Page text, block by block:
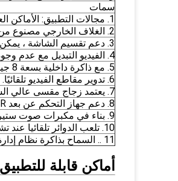
سمات
1. مجالات التطبيق: الأماكن العامة ، على سبيل المثال ، مراكز التسوق ، والمطاعم ، والمطارات ، والساحة ، والمباني التجارية ، إلخ.
2. الغلاف الخارجي مصنوع من مواد معدنية عالية الجودة وزجاج مقسى.
3. دعم تقسيم الشاشة ، يمكن للمستخدم تقسيم الشاشات بحرية عن طريق البرنامج.
4. الفيديو التبديل مع عدم وجود وقفة.(تبديل سلس)
5. مع ذاكرة داخلية بسعة 8 جيجابايت ، يتم تحديث المحتويات تلقائيًا عن طريق USB.
6. تدوير مقاطع الفيديو تلقائيًا.
7. يعتمد زجاج مقسى عالي الشفافية (2-6 مم) كطبقة حماية لمنع الشاشة من الكسر أو التشويه.
8. دعم جهاز التحكم عن بعد IR ، يمكن للمستخدم استخدام جهاز التحكم عن بعد لتشغيل الجهاز بأكمله.
9. بناء في مكبرات صوت ستيريو عالية الجودة.مكبر الصوت / مقبس الصوت 3.5 مم اختياري.
10. تلعب الدوائر تلقائيا عند تشغيل القوى.
11 .. السماح بذاكرة نظام إدارة نقطة التوقف / م.
أماكن قابلة